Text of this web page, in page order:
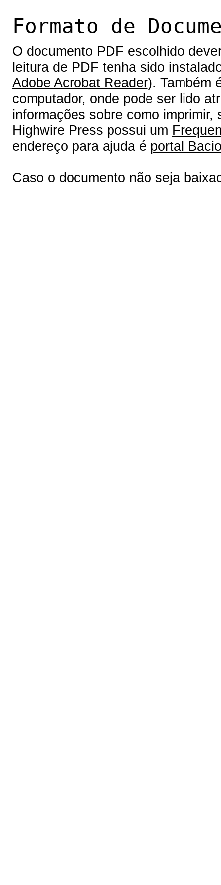
Formato de
O documento PDF escolhido
leitura de PDF tenha sido
Adobe Acrobat Reader). Também
computador, onde pode ser lido
informações sobre como
Highwire Press possui um
endereço para ajuda é portal
Caso o documento não seja